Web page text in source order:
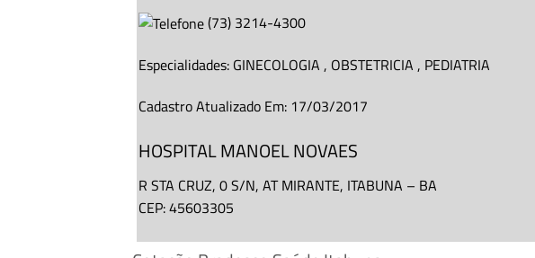
(73) 3214-4300
Especialidades: GINECOLOGIA , OBSTETRICIA , PEDIATRIA
Cadastro Atualizado Em: 17/03/2017
HOSPITAL MANOEL NOVAES
R STA CRUZ, 0S/N, AT MIRANTE, ITABUNA – BA
CEP: 45603305
(73)3214-4300